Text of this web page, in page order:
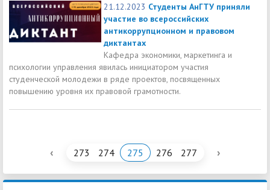
21.12.2023 Студенты АнГТУ приняли
участие во всероссийских
антикоррупционном и правовом
диктантах
Кафедра экономики, маркетинга и
психологии управления явилась инициатором участия
студенческой молодежи в ряде проектов, посвященных
повышению уровня их правовой грамотности.
‹ 273 274 275 276 277 ›